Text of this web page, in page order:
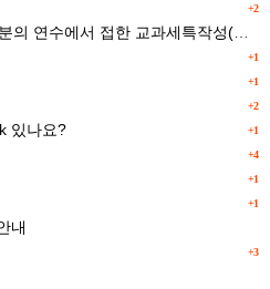
+2
+1
+1
+2
+1
있나요?
+4
+1
+1
내
+3